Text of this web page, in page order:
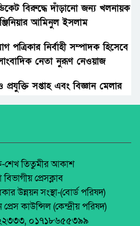
অভিযোগ: প্রশাসনের হস্তক্ষেপ,
প্রাণকেন্দ্র সাতমাথা
মামলা।
করে বুথ থেকে টাকা তুলে
বিরুদ্ধে দাঁড়ানো জন্য খলনায়ক
আমিনুল ইসলাম
পত্রিকার নির্বাহী সম্পাদক হিসেবে
নেতা নুরূণ নেওয়াজ
প্রযুক্তি সপ্তাহ এবং বিজ্ঞান মেলার
কমিটির মাসিক সভা অনুষ্ঠিত।
গ্রুপের মতবিনিময় সভা
শেখ তিতুমীর আকাশ
প্রেসক্লাব
উন্নয়ন সংস্থা-(বোর্ড পরিষদ)
কাউন্সিল (কেন্দ্রীয় পরিষদ)
০১৭১৮৬৫৫৩৯৯